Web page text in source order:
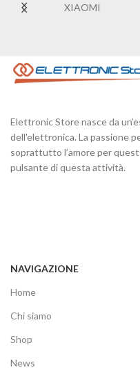
XIAOMI
Elettronic Store nasce da
dell'elettronica. La passione
soprattutto l’amore per
pulsante di questa attività.
NAVIGAZIONE
Home
Chi siamo
Shop
News